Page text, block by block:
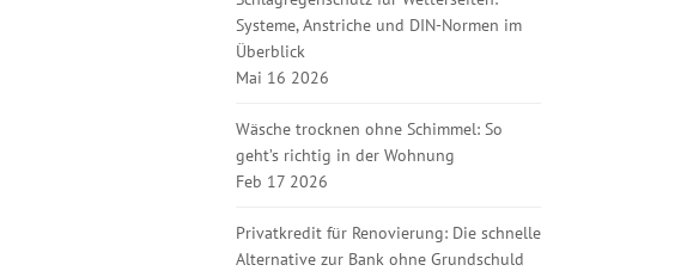
Systeme, Anstriche und DIN-Normen im
Überblick
Mai 16 2026
Wäsche trocknen ohne Schimmel: So
geht’s richtig in der Wohnung
Feb 17 2026
Privatkredit für Renovierung: Die schnelle
Alternative zur Bank ohne Grundschuld